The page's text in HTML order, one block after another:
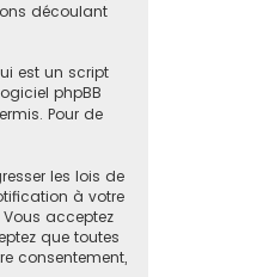
découlant
est un script
phpBB
Pour de
les lois de
à votre
acceptez
que toutes
consentement,